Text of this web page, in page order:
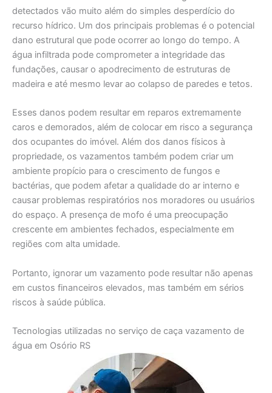
detectados vão muito além do simples desperdício do
recurso hídrico. Um dos principais problemas é o potencial
dano estrutural que pode ocorrer ao longo do tempo. A
água infiltrada pode comprometer a integridade das
fundações, causar o apodrecimento de estruturas de
madeira e até mesmo levar ao colapso de paredes e tetos.
Esses danos podem resultar em reparos extremamente
caros e demorados, além de colocar em risco a segurança
dos ocupantes do imóvel. Além dos danos físicos à
propriedade, os vazamentos também podem criar um
ambiente propício para o crescimento de fungos e
bactérias, que podem afetar a qualidade do ar interno e
causar problemas respiratórios nos moradores ou usuários
do espaço. A presença de mofo é uma preocupação
crescente em ambientes fechados, especialmente em
regiões com alta umidade.
Portanto, ignorar um vazamento pode resultar não apenas
em custos financeiros elevados, mas também em sérios
riscos à saúde pública.
Tecnologias utilizadas no serviço de caça vazamento de
água em Osório RS